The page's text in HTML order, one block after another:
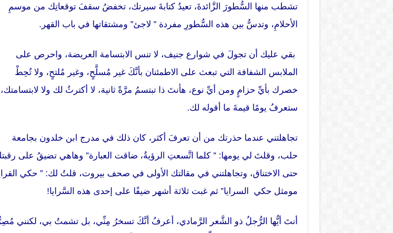
تشطب منها السُّطورَ الزَّائدةَ، تعيدُ كتابةَ سيرتك، تخفضُ سقفَ توقعاتِك من موسمِ
الأحلامِ، وتدسُّ بين هذه السُّطورِ مفردة ” لاجئ” ومشتقاتها في باب القهر.
بقي عليك أن تجولَ في شوارع جنيف، لا تنس الابتسامة العريضة، واحرص على
الملابس الشفافة التي تبعث على الاطمئنان بأنَّكَ غير مُسلَّحٍ، وغير مُلتحٍ، ولا تُحِطْ
خصرك بأيِّ حزامٍ ومن أيِّ نوع، هأنتَ ذا تبتسمُ مرَّةً ثانية، لا أكترثُ لك ولا لابتسامتك،
ستعرفُ يومًا قيمةَ ما أقوله لك.
تجاهلتني عندما حذرتك من أن تعرفَ أكثر، كان ذلك في مدرج ابن خلدون بجامعة
حلب، وقلتَ لي يومها: ” كلما اتَّسعتِ الرؤيةُ، ضاقت العبارة” وهاهي تضيقُ على
حتى الاختناق، وتجاهلتني في مقالتك الأولى في صحف بيروت، قلتُ لك: ” حكي
مومثل حكي السرايا” ثم غبت ثلاثة أشهر ضيفًا على إحدى هذه السَّرايا!
أنتَ أيُّها الرُّجلُ ذو الشَّعر الرَّمادي، أعرفُ أنَّكَ تسخرُ مِنِّي، بل تشمتُ بي، لكنني